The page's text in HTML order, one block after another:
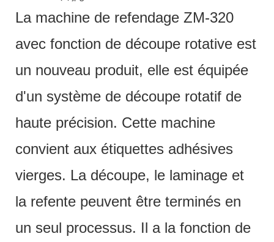
La machine de refendage ZM-320
avec fonction de découpe rotative est
un nouveau produit, elle est équipée
d'un système de découpe rotatif de
haute précision. Cette machine
convient aux étiquettes adhésives
vierges. La découpe, le laminage et
la refente peuvent être terminés en
un seul processus. Il a la fonction de